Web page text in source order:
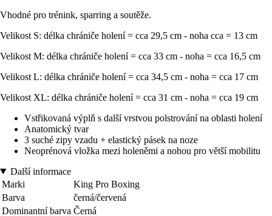
Vhodné pro trénink, sparring a soutěže.
Velikost S: délka chrániče holení = cca 29,5 cm - noha cca = 13 cm
Velikost M: délka chrániče holení = cca 33 cm - noha = cca 16,5 cm
Velikost L: délka chrániče holení = cca 34,5 cm - noha = cca 17 cm
Velikost XL: délka chrániče holení = cca 31 cm - noha = cca 19 cm
Vstřikovaná výplň s další vrstvou polstrování na oblasti holení
Anatomický tvar
3 suché zipy vzadu + elastický pásek na noze
Neoprénová vložka mezi holeněmi a nohou pro větší mobilitu
Další informace
Marki
King Pro Boxing
Barva
černá/červená
Dominantní barva Černá